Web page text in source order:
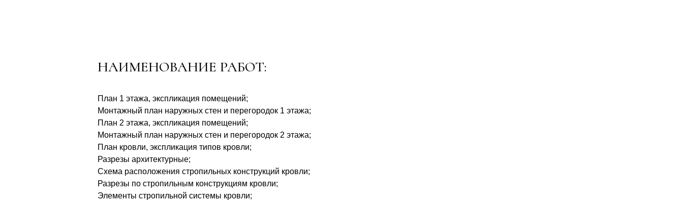
НАИМЕНОВАНИЕ РАБОТ:
План 1 этажа, экспликация помещений;
Монтажный план наружных стен и перегородок 1 этажа;
План 2 этажа, экспликация помещений;
Монтажный план наружных стен и перегородок 2 этажа;
План кровли, экспликация типов кровли;
Разрезы архитектурные;
Схема расположения стропильных конструкций кровли;
Разрезы по стропильным конструкциям кровли;
Элементы стропильной системы кровли;